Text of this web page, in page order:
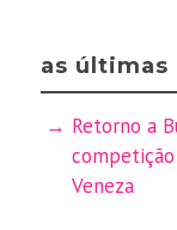
as últimas
Retorno a
Veneza